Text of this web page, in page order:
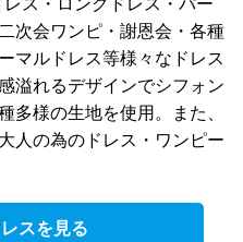
次会ワンピ・謝恩会・各種
マルドレス等様々なドレス
溢れるデザインでシフォン
多様の生地を使用。また、
人の為のドレス・ワンピー
スを見る